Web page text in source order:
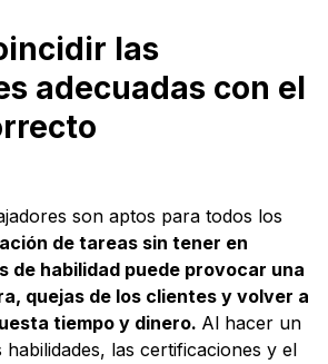
las
adecuadas con el
son aptos para todos los
de tareas sin tener en
de habilidad puede provocar una
quejas de los clientes y volver a
tiempo y dinero. Al hacer un
habilidades, las certificaciones y el